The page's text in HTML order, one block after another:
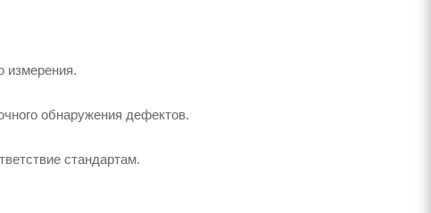
измерения.
обнаружения дефектов.
стандартам.